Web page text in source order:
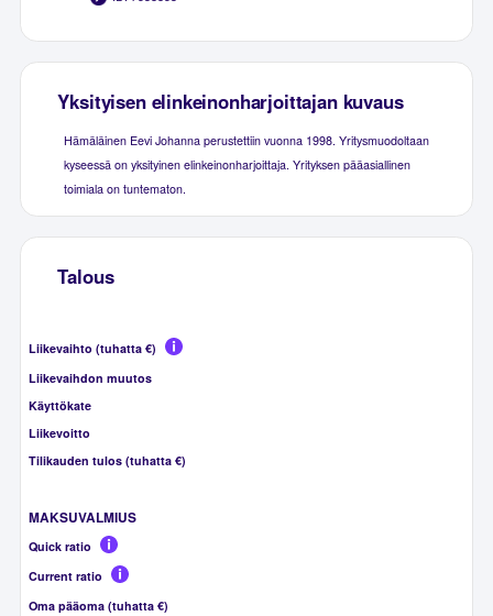
Yksityisen elinkeinonharjoittajan kuvaus
Hämäläinen Eevi Johanna perustettiin vuonna 1998. Yritysmuodoltaan
kyseessä on yksityinen elinkeinonharjoittaja. Yrityksen pääasiallinen
toimiala on tuntematon.
Talous
Liikevaihto (tuhatta €)
Liikevaihdon muutos
Käyttökate
Liikevoitto
Tilikauden tulos (tuhatta €)
MAKSUVALMIUS
Quick ratio
Current ratio
Oma pääoma (tuhatta €)